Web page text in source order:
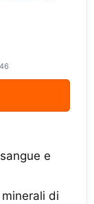
e
di